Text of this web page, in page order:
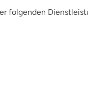
folgenden